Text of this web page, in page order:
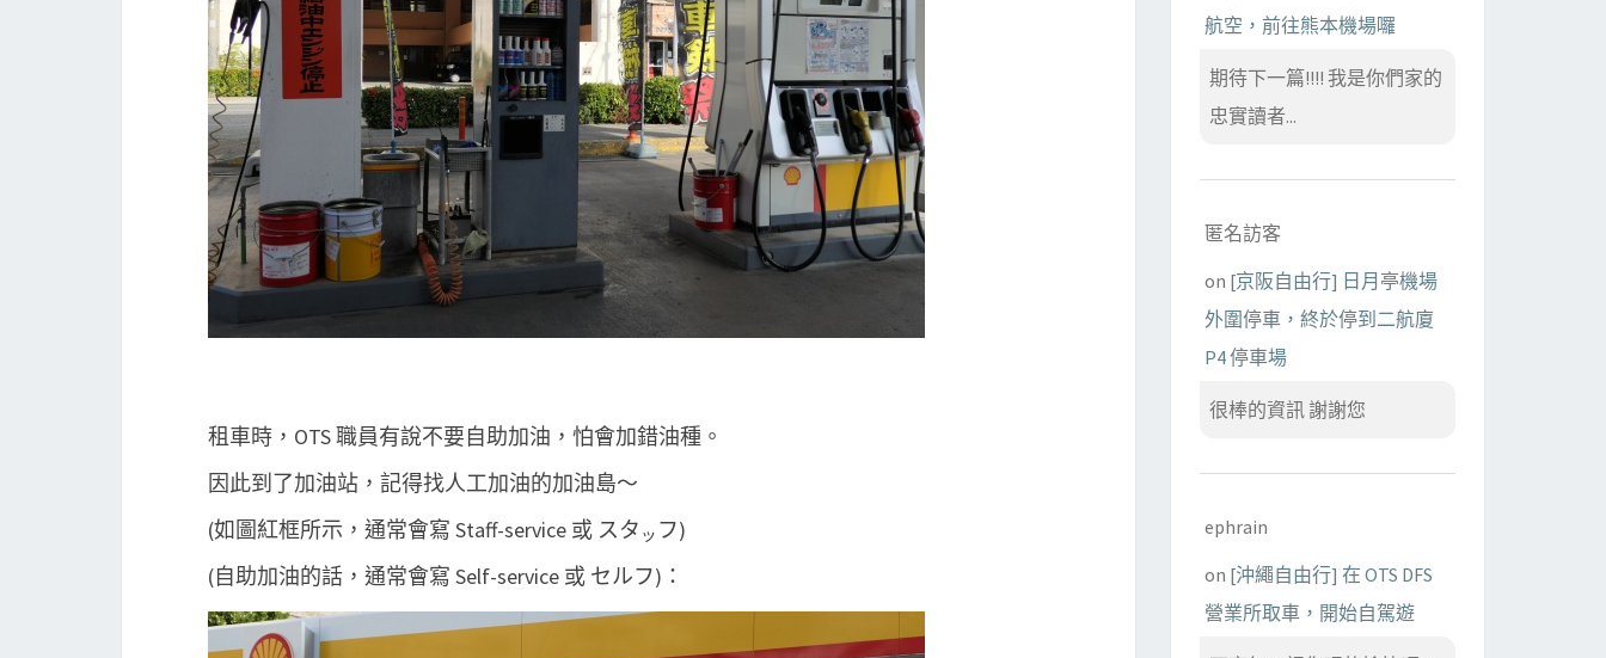
租車時，OTS 職員有說不要自助加油，怕會加錯油種。
因此到了加油站，記得找人工加油的加油島～
(如圖紅框所示，通常會寫 Staff-service 或 スタ ッ フ)
(自助加油的話，通常會寫 Self-service 或 セルフ)：
航空，前往熊本機場囉
期待下一篇!!!! 我是你們家的
忠實讀者...
匿名訪客
on [京阪自由行] 日月亭機場
外圍停車，終於停到二航廈
P4 停車場
很棒的資訊 謝謝您
ephrain
on [沖繩自由行] 在 OTS DFS
營業所取車，開始自駕遊